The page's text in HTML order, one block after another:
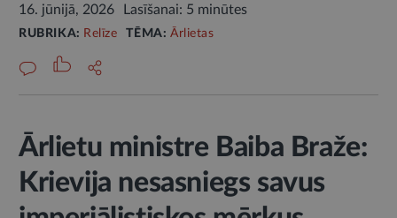
16. jūnijā, 2026
Lasīšanai: 5 minūtes
RUBRIKA: Relīze TĒMA:Ārlietas
Ārlietu ministre Baiba Braže:
Krievija nesasniegs savus